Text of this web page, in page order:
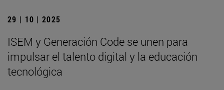
29 | 10 | 2025
ISEM y Generación Code se unen para
impulsar el talento digital y la educación
tecnológica